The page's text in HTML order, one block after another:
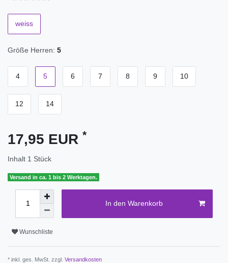
weiss
Größe Herren: 5
4 5 6 7 8 9 10
12 14
17,95 EUR *
Inhalt 1 Stück
Versand in ca. 1 bis 2 Werktagen.
In den Warenkorb
Wunschliste
* inkl. ges. MwSt. zzgl. Versandkosten